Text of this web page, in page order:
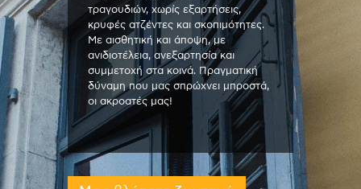
τραγουδιών, χωρίς εξαρτήσεις,
κρυφές ατζέντες και σκοπιμότητες.
Με αισθητική και άποψη, με
ανιδιοτέλεια, ανεξαρτησία και
συμμετοχή στα κοινά. Πραγματική
δύναμη που μας σπρώχνει μπροστά,
οι ακροατές μας!